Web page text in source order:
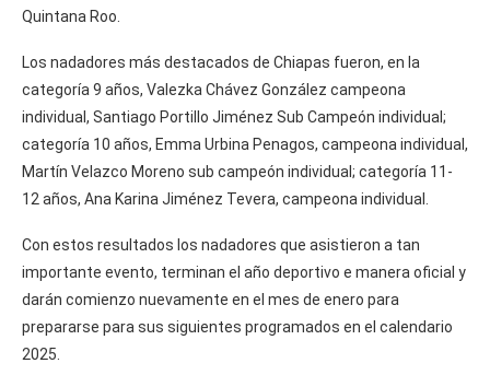
Quintana Roo.
Los nadadores más destacados de Chiapas fueron, en la
categoría 9 años, Valezka Chávez González campeona
individual, Santiago Portillo Jiménez Sub Campeón individual;
categoría 10 años, Emma Urbina Penagos, campeona individual,
Martín Velazco Moreno sub campeón individual; categoría 11-
12 años, Ana Karina Jiménez Tevera, campeona individual.
Con estos resultados los nadadores que asistieron a tan
importante evento, terminan el año deportivo e manera oficial y
darán comienzo nuevamente en el mes de enero para
prepararse para sus siguientes programados en el calendario
2025.